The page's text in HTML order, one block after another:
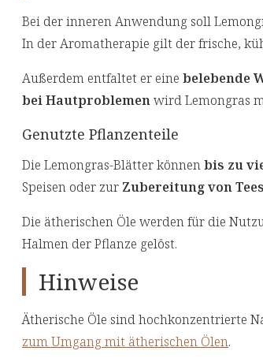
Bei der inneren Anwendung soll
In der Aromatherapie gilt der frische,
Außerdem entfaltet er eine belebende
bei Hautproblemenwird Lemongras
Genutzte Pflanzenteile
Die Lemongras-Blätter könnenbis zu
Speisen oder zur Zubereitung von Tees
Die ätherischen Öle werden für die
Halmen der Pflanze gelöst.
Hinweise
Ätherische Öle sind hochkonzentrierte
zum Umgang mit ätherischen Ölen.